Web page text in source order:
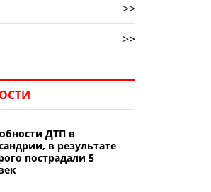
>>
>>
ДТП в
в результате
пострадали 5